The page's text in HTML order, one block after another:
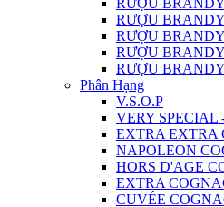
RƯỢU
RƯỢU
RƯỢU
RƯỢU
RƯỢU
Phân Hạng
V.S.O.P
VERY SPECIAL
EXTRA EXTRA
NAPOLEON
HORS D'AGE
EXTRA
CUVÉE